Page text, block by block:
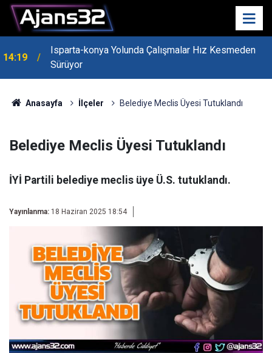
14:19
Isparta-konya Yolunda Çalışmalar Hız Kesmeden
Sürüyor
Anasayfa İlçeler Belediye Meclis Üyesi Tutuklandı
Belediye Meclis Üyesi Tutuklandı
İYİ Partili belediye meclis üye Ü.S. tutuklandı.
Yayınlanma: 18 Haziran 2025 18:54